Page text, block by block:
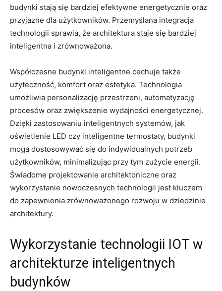
budynki ⁤stają się ​bardziej efektywne energetycznie oraz
przyjazne‌ dla użytkowników.⁤ Przemyślana integracja
technologii sprawia, że architektura⁤ staje się bardziej
inteligentna i zrównoważona.
Współczesne budynki⁢ inteligentne cechuje także
⁢użyteczność, komfort oraz estetyka. Technologia
umożliwia‌ personalizację przestrzeni, automatyzację
⁤procesów oraz zwiększenie wydajności energetycznej.
Dzięki⁣ zastosowaniu inteligentnych systemów, jak
oświetlenie LED czy⁢ inteligentne termostaty,​ budynki
⁢mogą dostosowywać się do indywidualnych potrzeb ​
użytkowników, minimalizując przy tym zużycie energii.
Świadome projektowanie architektoniczne ⁢oraz
wykorzystanie nowoczesnych technologii⁤ jest ​kluczem‌
do zapewnienia zrównoważonego rozwoju w dziedzinie
architektury.
Wykorzystanie technologii IOT w ​
architekturze inteligentnych⁢
budynków